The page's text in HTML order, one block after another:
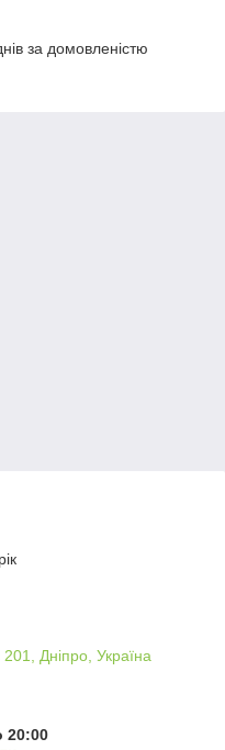
за домовленістю
Дніпро, Україна
20:00